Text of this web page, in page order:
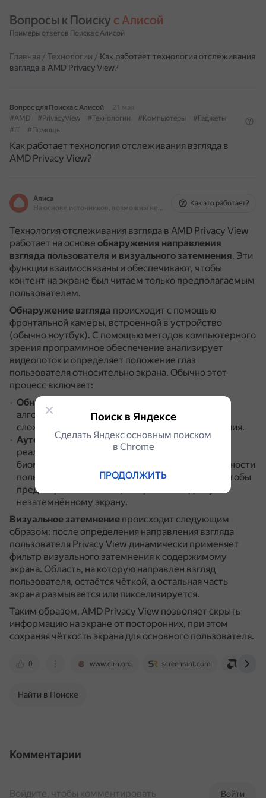
Вопросы к Поиску с Алисой
Примеры ответов Поиска с Алисой
Главная / Технологии / Как работает технология отслеживания
взгляда в AMD Privacy View?
Вопрос для Поиска с Алисой
21 мая
#AMD
#PrivacyView #Технологии #Компьютеры
#Гаджеты
#IT
#Помощь
Как работает технология отслеживания взгляда в
AMD Privacy View?
Алиса
На основе источников, возможны неточности
Как это работает?
Технология отслеживания взгляда в AMD Privacy View
работает на основе обнаружения направления
взгляда пользователя и визуального затемнения. Эти
функции взаимосвязаны и обеспечивают, чтобы
контент на экране был читаем только предполагаемым
пользователем.
Обнаружение взгляда происходит с помощью
фронтальной камеры, встроенной в устройство
(обычно ноутбук). С помощью методов компьютерного
зрения программное обеспечение анализирует
видеопоток и определяет положение глаз
пользователя относительно экрана. Обычно этот
процесс включает:
Обнаружение лица
алгоритмы, например каскады Хаара или более
сложные детекторы на основе глубокого обучения.
Аутентификацию пользователя.В некоторых
реализациях может быть интегрирована
биометрическая аутентификация, проверка личности
пользователя с помощью распознавания лица, чтобы
предотвратить несанкционированный доступ к
незатемнённому экрану.
Визуальное затемнение происходит следующим
образом: после определения направления взгляда
пользователя Privacy View динамически применяет
фильтр визуального затемнения к содержимому
экрана. Область, на которую направлен взгляд
пользователя, остаётся чёткой, а остальная часть
экрана размывается или пикселизируется.
Таким образом, AMD Privacy View позволяет скрыть
информацию на экране от посторонних, при этом
сохраняя чёткость экрана для основного пользователя.
0 www.clrn.org screenrant.com
Найти в Поиске
Комментарии
Войти
Войдите, чтобы комментировать
Поиск в Яндексе
Сделать Яндекс основным поиском
в Сhrome
ПРОДОЛЖИТЬ